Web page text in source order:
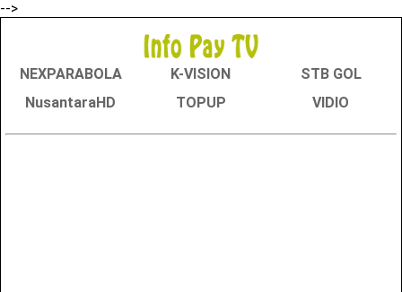
-->
NEXPARABOLA K-VISION
STB GOL
NusantaraHD
TOPUP VIDIO